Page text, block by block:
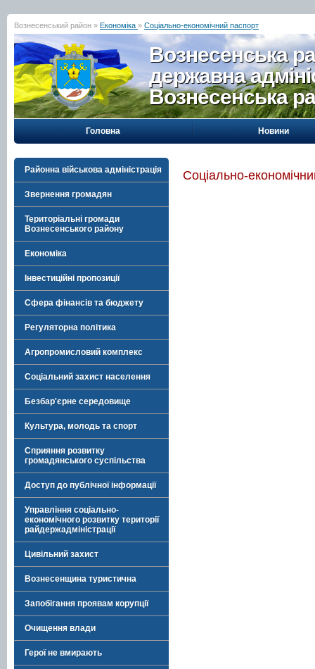
Вознесенський район » Економіка » Соціально-економічний паспорт
Вознесенська
державна
Вознесенська
Головна Новини
Районна військова адміністрація
Звернення громадян
Територіальні громади
Вознесенського району
Економіка
Інвестиційні пропозиції
Сфера фінансів та бюджету
Регуляторна політика
Агропромисловий комплекс
Соціальний захист населення
Безбар'єрне середовище
Культура, молодь та спорт
Сприяння розвитку
громадянського суспільства
Доступ до публічної інформації
Управління соціально-
економічного розвитку території
райдержадміністрації
Цивільний захист
Вознесенщина туристична
Запобігання проявам корупції
Очищення влади
Герої не вмирають
Соціально-